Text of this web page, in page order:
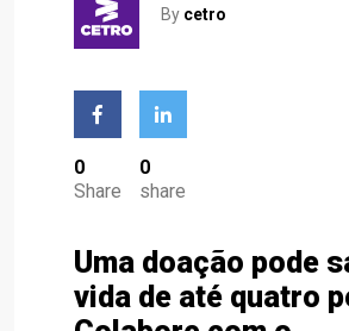
By cetro
0
Share
0
share
Uma doação pode
vida de até quatro